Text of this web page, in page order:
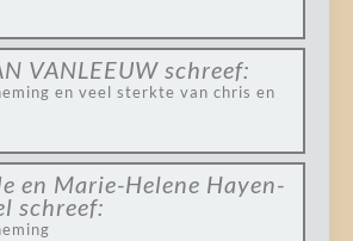
VANLEEUW schreef:
en veel sterkte van chris en
en Marie-Helene Hayen-
schreef: